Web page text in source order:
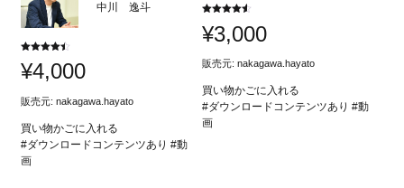
中川 逸斗
4.50
の評価
¥4,000
販売元: nakagawa.hayato
買い物かごに入れる
#ダウンロードコンテンツあり #動
画
4.50
の評価
¥3,000
販売元:nakagawa.hayato
買い物かごに入れる
#ダウンロードコンテンツあり #動
画